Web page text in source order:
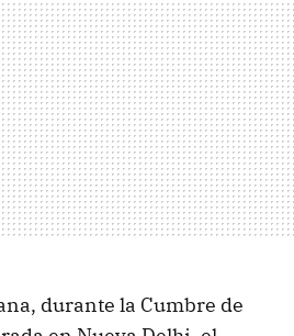
durante la Cumbre de